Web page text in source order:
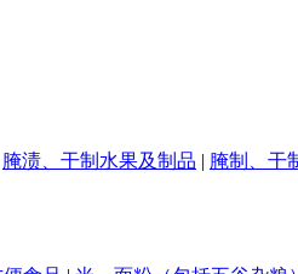
腌渍、干制水果及制品 | 腌制、干